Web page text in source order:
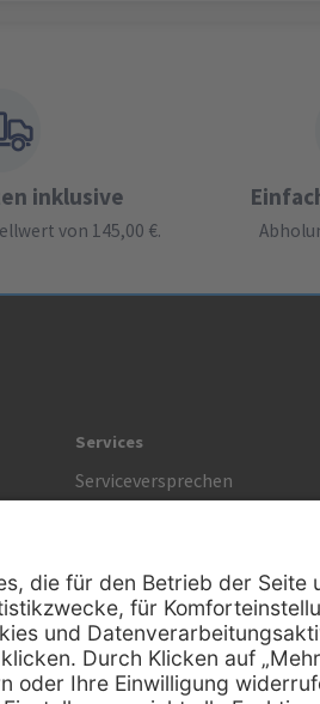
inklusive
von 145,00 €.
Services
Serviceversprechen